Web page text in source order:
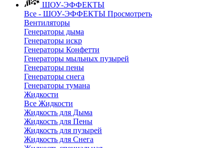
ШОУ-ЭФФЕКТЫ
Все - ШОУ-ЭФФЕКТЫ Просмотреть
Вентиляторы
Генераторы дыма
Генераторы искр
Генераторы Конфетти
Генераторы мыльных пузырей
Генераторы пены
Генераторы снега
Генераторы тумана
Жидкости
Все Жидкости
Жидкость для Дыма
Жидкость для Пены
Жидкость для пузырей
Жидкость для Снега